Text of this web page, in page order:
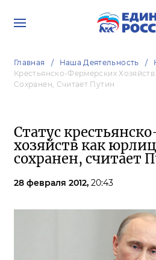
Главная Наша Деятельность
Крестьянско-Фермерских
Сохранен, Считает Путин
Cтатус
хозяйств как
сохранен, считает
28 февраля 2012, 20:43